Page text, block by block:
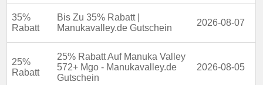
35%
Rabatt
Bis Zu 35% Rabatt |
Manukavalley.de Gutschein
2026-08-07
25%
Rabatt
25% Rabatt Auf Manuka Valley
572+ Mgo - Manukavalley.de
Gutschein
2026-08-05